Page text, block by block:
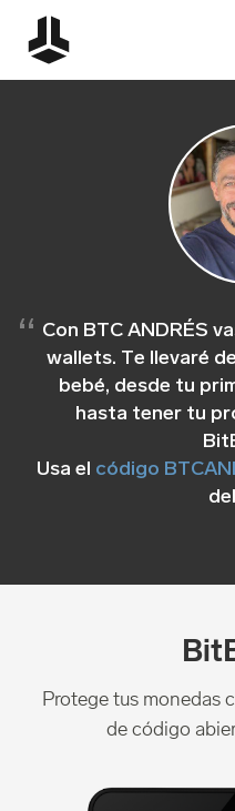
Con BTC ANDRÉS
wallets. Te llevaré
bebé, desde tu
hasta tener tu
Usa el código
Protege tus monedas
de código